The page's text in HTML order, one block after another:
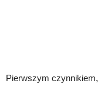
Pierwszym czynnikiem,